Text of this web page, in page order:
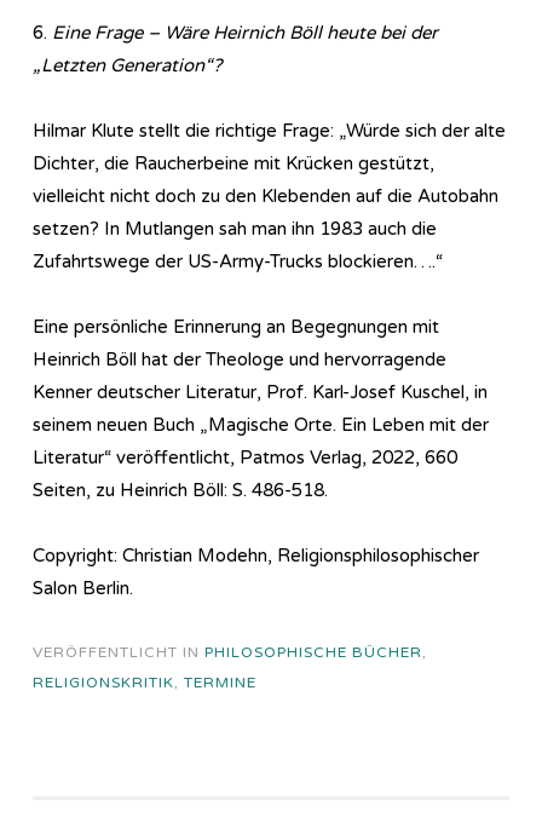
6. Eine Frage – Wäre Heirnich Böll heute bei der
„Letzten Generation“?
Hilmar Klute stellt die richtige Frage: „Würde sich der alte
Dichter, die Raucherbeine mit Krücken gestützt,
vielleicht nicht doch zu den Klebenden auf die Autobahn
setzen? In Mutlangen sah man ihn 1983 auch die
Zufahrtswege der US-Army-Trucks blockieren….“
Eine persönliche Erinnerung an Begegnungen mit
Heinrich Böll hat der Theologe und hervorragende
Kenner deutscher Literatur, Prof. Karl-Josef Kuschel, in
seinem neuen Buch „Magische Orte. Ein Leben mit der
Literatur“ veröffentlicht, Patmos Verlag, 2022, 660
Seiten, zu Heinrich Böll: S. 486-518.
Copyright: Christian Modehn, Religionsphilosophischer
Salon Berlin.
VERÖFFENTLICHT IN PHILOSOPHISCHE BÜCHER,
RELIGIONSKRITIK, TERMINE